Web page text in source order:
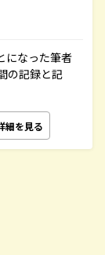
になった筆者
の記録と記
細を見る